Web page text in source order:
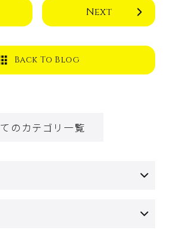
Next
Back To Blog
のカテゴリ一覧